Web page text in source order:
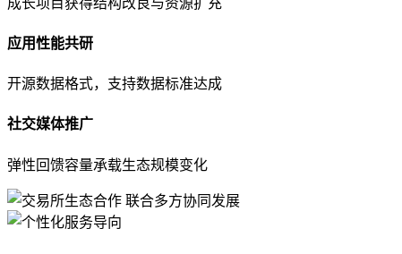
应用性能共研
开源数据格式，支持数据标准达成
社交媒体推广
弹性回馈容量承载生态规模变化